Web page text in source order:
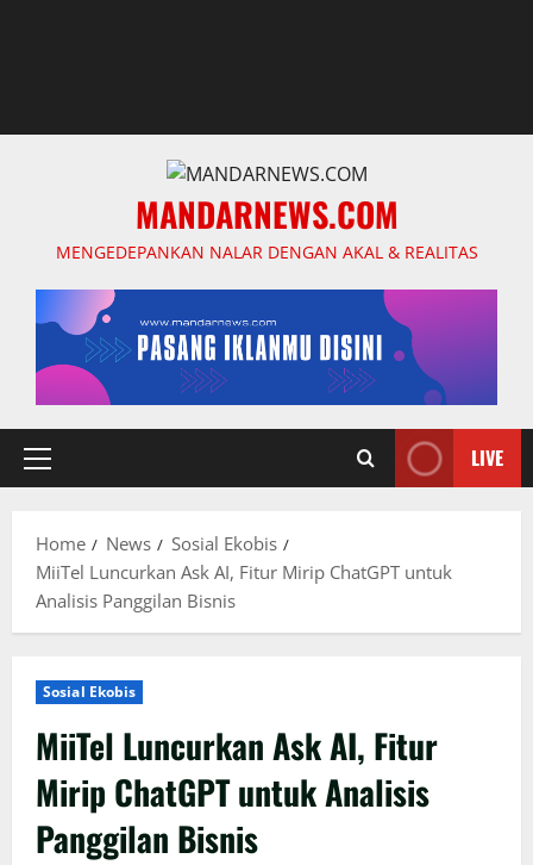
MANDARNEWS.COM
MENGEDEPANKAN NALAR DENGAN AKAL & REALITAS
Primary
LIVE
Home News
Sosial Ekobis
MiiTel Luncurkan Ask AI, Fitur Mirip ChatGPT untuk
Analisis Panggilan Bisnis
Sosial Ekobis
MiiTel Luncurkan Ask AI, Fitur
Mirip ChatGPT untuk Analisis
Panggilan Bisnis